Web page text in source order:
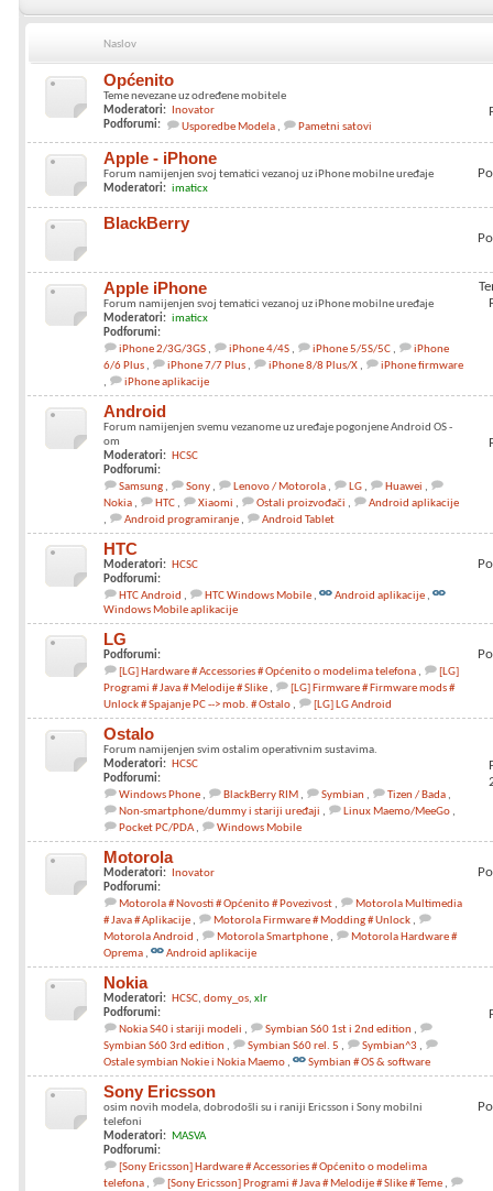
Naslov
Općenito
Teme nevezane uz određene mobitele
Moderatori:
Inovator
Podforumi:
Usporedbe Modela Pametni satovi
Apple - iPhone
Forum namijenjen svoj tematici vezanoj uz iPhone mobilne uređaje
Moderatori: imaticx
BlackBerry
Apple iPhone
Forum namijenjen svoj tematici vezanoj uz iPhone mobilne uređaje
Moderatori: imaticx
Podforumi:
iPhone 2/3G/3GS
iPhone 4/4S iPhone 5/5S/5C
iPhone
6/6 Plus
iPhone 7/7 Plus iPhone 8/8 Plus/X
iPhone firmware
iPhone aplikacije
Android
Forum namijenjen svemu vezanome uz uređaje pogonjene Android OS -
om
Moderatori: HCSC
Podforumi:
Samsung
Sony Lenovo / Motorola LG
Huawei
Nokia
HTC Xiaomi Ostali proizvođači
Android aplikacije
Android programiranje
Android Tablet
HTC
Moderatori: HCSC
Podforumi:
HTC Android
HTC Windows Mobile
Android aplikacije
Windows Mobile aplikacije
LG
Podforumi:
[LG] Hardware # Accessories # Općenito o modelima telefona
[LG]
Programi # Java # Melodije # Slike
[LG] Firmware # Firmware mods #
Unlock # Spajanje PC --> mob. # Ostalo
[LG] LG Android
Ostalo
Forum namijenjen svim ostalim operativnim sustavima.
Moderatori: HCSC
Podforumi:
Windows Phone
BlackBerry RIM Symbian
Tizen / Bada
Non-smartphone/dummy i stariji uređaji
Linux Maemo/MeeGo
Pocket PC/PDA
Windows Mobile
Motorola
Moderatori:
Inovator
Podforumi:
Motorola # Novosti # Općenito # Povezivost
Motorola Multimedia
# Java # Aplikacije
Motorola Firmware # Modding # Unlock
Motorola Android
Motorola Smartphone
Motorola Hardware #
Oprema
Android aplikacije
Nokia
Moderatori: HCSC domy_os xlr
Podforumi:
Nokia S40 i stariji modeli
Symbian S60 1st i 2nd edition
Symbian S60 3rd edition
Symbian S60 rel. 5
Symbian^3
Ostale symbian Nokie i Nokia Maemo
Symbian # OS & software
Sony Ericsson
osim novih modela, dobrodošli su i raniji Ericsson i Sony mobilni
telefoni
Moderatori: MASVA
Podforumi:
[Sony Ericsson] Hardware # Accessories # Općenito o modelima
telefona
[Sony Ericsson] Programi # Java # Melodije # Slike # Teme